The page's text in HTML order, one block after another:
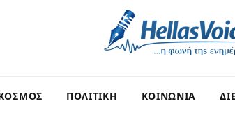
ΚΟΣΜΟΣ ΠΟΛΙΤΙΚΗ ΚΟΙΝΩΝΙΑ